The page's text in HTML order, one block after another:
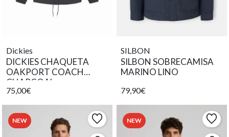
Dickies
DICKIES CHAQUETA
OAKPORT COACH
CHARCOAL
75,00€
SILBON
SILBON SOBRECAMISA
MARINO LINO
79,90€
NEW NEW